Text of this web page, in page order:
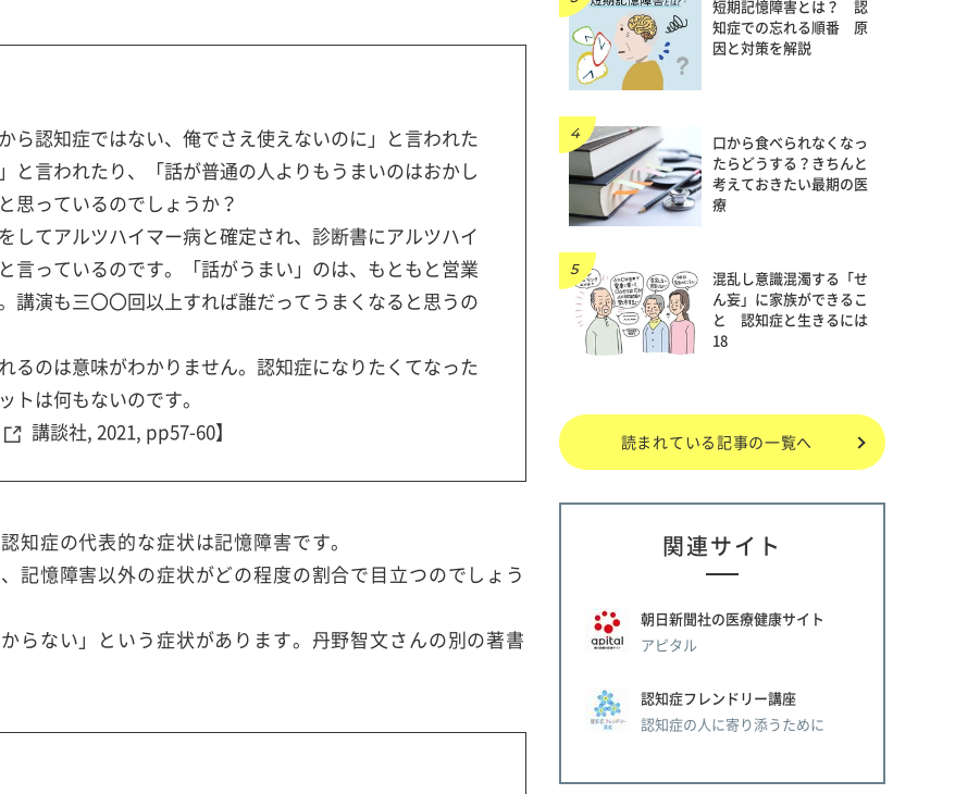
ら認知症ではない、俺でさえ使えないのに」と言われた
と言われたり、「話が普通の人よりもうまいのはおかし
思っているのでしょうか？
してアルツハイマー病と確定され、診断書にアルツハイ
言っているのです。「話がうまい」のは、もともと営業
講演も三〇〇回以上すれば誰だってうまくなると思うの
るのは意味がわかりません。認知症になりたくてなった
は何もないのです。
講談社, 2021, pp57-60】
知症の代表的な症状は記憶障害です。
記憶障害以外の症状がどの程度の割合で目立つのでしょう
らない」という症状があります。丹野智文さんの別の著書
短期記憶障害とは？ 認
知症での忘れる順番 原
因と対策を解説
口から食べられなくなっ
たらどうする？きちんと
考えておきたい最期の医
療
混乱し意識混濁する「せ
ん妄」に家族ができるこ
と 認知症と生きるには
18
読まれている記事の一覧へ
関連サイト
朝日新聞社の医療健康サイト
アピタル
認知症フレンドリー講座
認知症の人に寄り添うために